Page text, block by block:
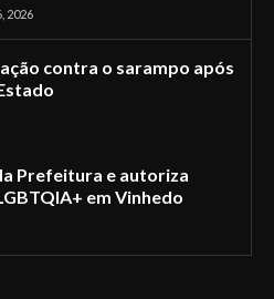
2026
contra o sarampo após
Prefeitura e autoriza
em Vinhedo